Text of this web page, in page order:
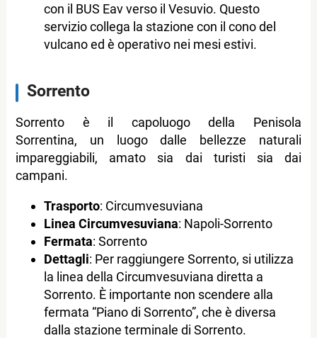
con il BUS Eav verso il Vesuvio. Questo
servizio collega la stazione con il cono del
vulcano ed è operativo nei mesi estivi.
Sorrento
Sorrento è il capoluogo della Penisola
Sorrentina, un luogo dalle bellezze naturali
impareggiabili, amato sia dai turisti sia dai
campani.
Trasporto: Circumvesuviana
Linea Circumvesuviana: Napoli-Sorrento
Fermata: Sorrento
Dettagli: Per raggiungere Sorrento, si utilizza
la linea della Circumvesuviana diretta a
Sorrento. È importante non scendere alla
fermata “Piano di Sorrento”, che è diversa
dalla stazione terminale di Sorrento.